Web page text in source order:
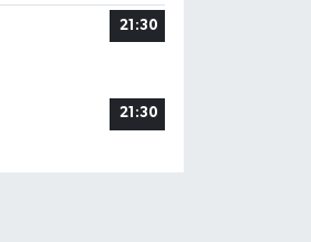
21:30
21:30